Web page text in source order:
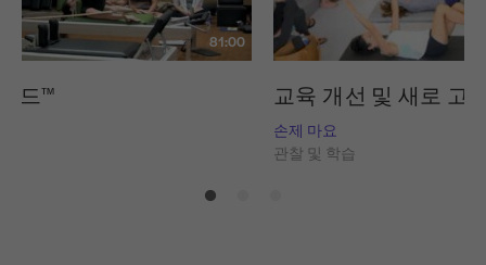
81:00
드™ 교육 개선 및 새로 고
손제 마요
관찰 및 학습